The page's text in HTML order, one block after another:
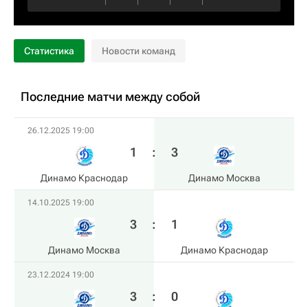
Статистика Новости команд
Последние матчи между собой
26.12.2025 19:00
Динамо Краснодар
1 : 3
Динамо Москва
14.10.2025 19:00
Динамо Москва
3 : 1
Динамо Краснодар
23.12.2024 19:00
3 : 0